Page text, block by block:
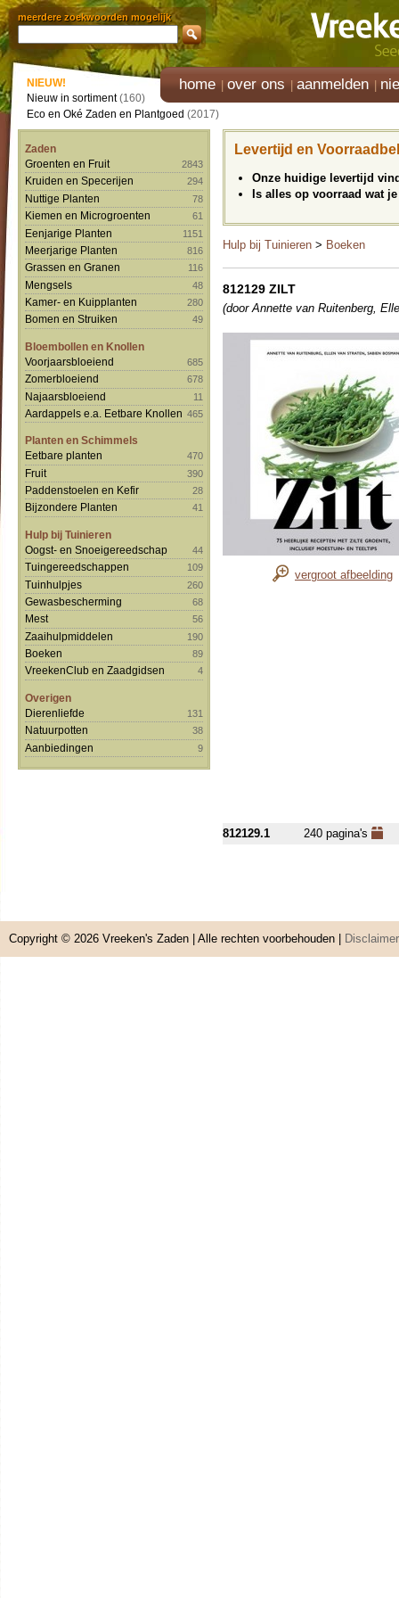
meerdere zoekwoorden mogelijk
home over ons aanmelden
NIEUW!
Nieuw in sortiment(160)
Eco en Oké Zaden en Plantgoed (2017)
Zaden
Groenten en Fruit
2843
Kruiden en Specerijen 294
Nuttige Planten 78
Kiemen en Microgroenten 61
Eenjarige Planten 1151
Meerjarige Planten 816
Grassen en Granen 116
Mengsels 48
Kamer- en Kuipplanten 280
Bomen en Struiken 49
Bloembollen en Knollen
Voorjaarsbloeiend
685
Zomerbloeiend 678
Najaarsbloeiend 11
Aardappels e.a. Eetbare Knollen 465
Planten en Schimmels
Eetbare planten
470
Fruit 390
Paddenstoelen en Kefir 28
Bijzondere Planten 41
Hulp bij Tuinieren
Oogst- en Snoeigereedschap
44
Tuingereedschappen 109
Tuinhulpjes 260
Gewasbescherming 68
Mest 56
Zaaihulpmiddelen 190
Boeken 89
VreekenClub en Zaadgidsen 4
Overigen
Dierenliefde
131
Natuurpotten 38
Aanbiedingen 9
Levertijd en
Onze huidige levertijd
Is alles op voorraad wat
Hulp bij Tuinieren > Boeken
812129 ZILT
(door Annette van Ruitenberg,
vergroot afbeelding
812129.1 240 pagina's
Copyright © 2026 Vreeken's Zaden | Alle rechten voorbehouden | Disclaimer